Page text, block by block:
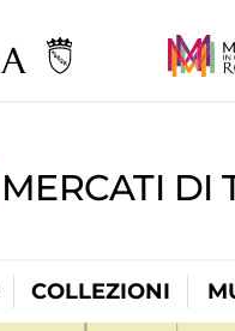
MERCATI DI
COLLEZIONI